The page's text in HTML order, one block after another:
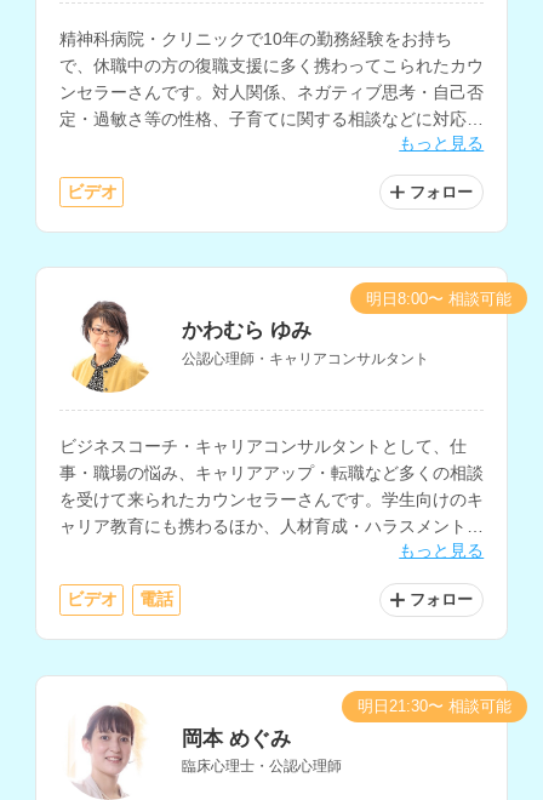
精神科病院・クリニックで10年の勤務経験をお持ち
で、休職中の方の復職支援に多く携わってこられたカウ
ンセラーさんです。対人関係、ネガティブ思考・自己否
定・過敏さ等の性格、子育てに関する相談などに対応さ
もっと見る
ビデオ フォロー
かわむら ゆみ
公認心理師・キャリアコンサルタント
ビジネスコーチ・キャリアコンサルタントとして、仕
事・職場の悩み、キャリアアップ・転職など多くの相談
を受けて来られたカウンセラーさんです。学生向けのキ
ャリア教育にも携わるほか、人材育成・ハラスメント・
コミュニケーションの研修講師としても活動されていま
もっと見る
ビデオ 電話 フォロー
明日8:00〜 相談可能
岡本 めぐみ
臨床心理士・公認心理師
明日21:30〜 相談可能